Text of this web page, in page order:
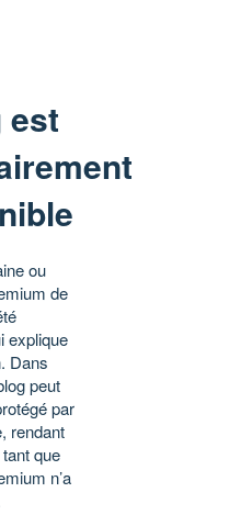
est
ou
de
explique
Dans
peut
par
rendant
que
n’a